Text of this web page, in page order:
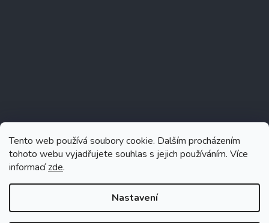
Tento web používá soubory cookie. Dalším procházením
tohoto webu vyjadřujete souhlas s jejich používáním. Více
informacízde.
Nastavení
Sledovat na Instagramu